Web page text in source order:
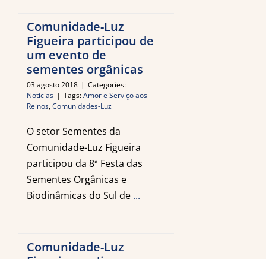
Comunidade-Luz
Figueira participou de
um evento de
sementes orgânicas
03 agosto 2018 | Categories:
Notícias | Tags:Amor e Serviço aos
Reinos,Comunidades-Luz
O setor Sementes da
Comunidade-Luz Figueira
participou da 8ª Festa das
Sementes Orgânicas e
Biodinâmicas do Sul de ...
Comunidade-Luz